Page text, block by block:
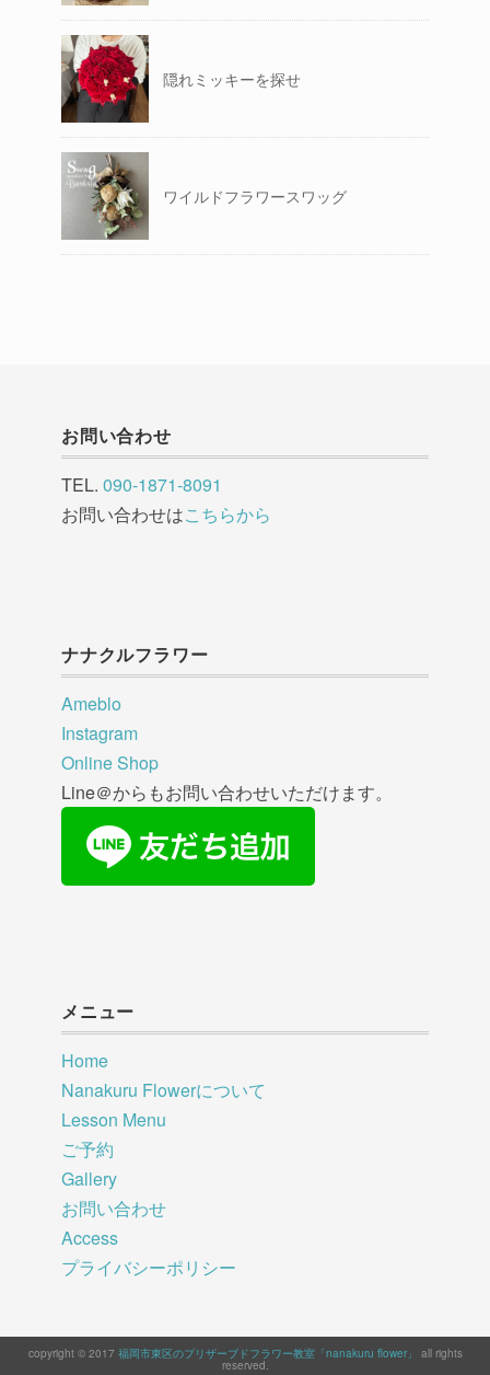
隠れミッキーを探せ
ワイルドフラワースワッグ
お問い合わせ
TEL. 090-1871-8091
お問い合わせはこちらから
ナナクルフラワー
Ameblo
Instagram
Online Shop
Line＠からもお問い合わせいただけます。
メニュー
Home
Nanakuru Flowerについて
Lesson Menu
ご予約
Gallery
お問い合わせ
Access
プライバシーポリシー
copyright © 2017 福岡市東区のプリザーブドフラワー教室「nanakuru flower」 all rights
reserved.